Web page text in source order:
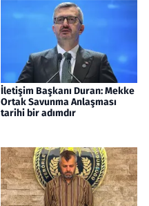
İletişim Başkanı Duran: Mekke
Ortak Savunma Anlaşması
tarihi bir adımdır